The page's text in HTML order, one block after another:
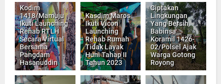
Kodim
1418/Mamuju
Ikuti Launching
Rehab RTLH
Secara Virtual
Bersama
Pangdam
Hasanuddin
Kasdim Maros
Ikuti Vicon
Launching
Rehab Rumah
Tidak Layak
Huni Tahap II
Tahun 2023
Ciptakan
Lingkungan
Yang Bersih,
Babinsa
Koramil 1426-
02/Polsel Ajak
Warga Gotong
Royong